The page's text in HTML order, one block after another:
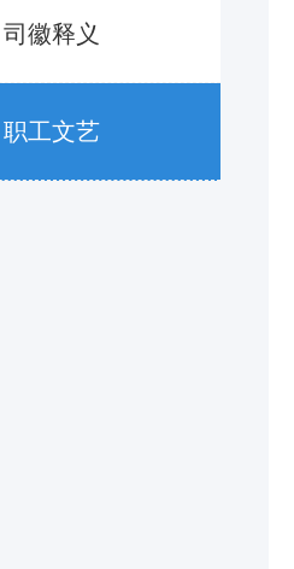
司徽释义
职工文艺